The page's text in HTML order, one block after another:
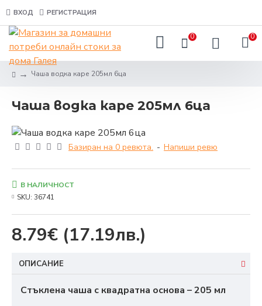
ВХОД РЕГИСТРАЦИЯ
0 0
Чаша водка каре 205мл 6ца
Чаша водка каре 205мл 6ца
Базиран на 0 ревюта. - Напиши ревю
8.79€ (17.19лв.)
В НАЛИЧНОСТ
SKU: 36741
ОПИСАНИЕ
Стъклена чаша с квадратна основа – 205 мл